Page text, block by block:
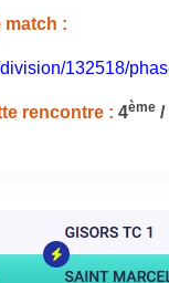
match :
132518/
rencontre : 4ème /